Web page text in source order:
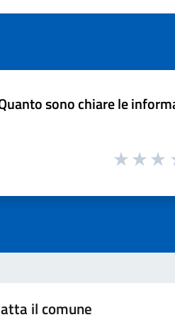
sono chiare le
il comune